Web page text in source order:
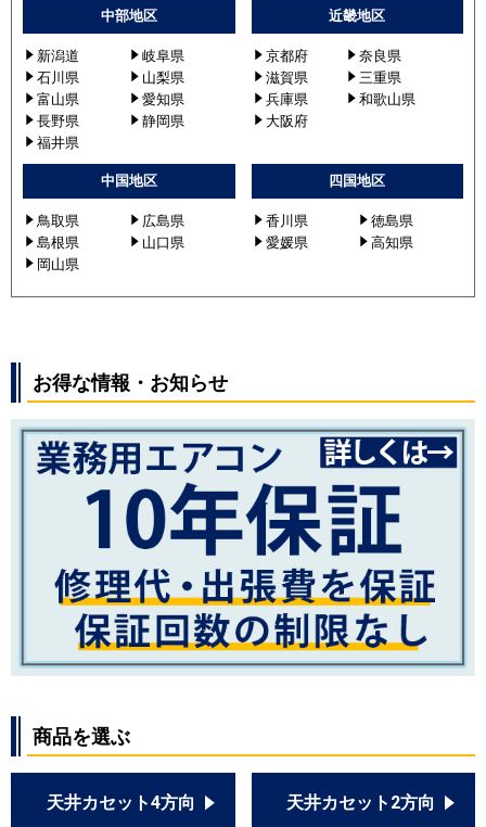
中部地区
新潟道
岐阜県
石川県
山梨県
富山県
愛知県
長野県
静岡県
福井県
近畿地区
京都府
奈良県
滋賀県
三重県
兵庫県
和歌山県
大阪府
中国地区
鳥取県
広島県
島根県
山口県
岡山県
四国地区
香川県
徳島県
愛媛県
高知県
お得な情報・お知らせ
商品を選ぶ
天井カセット4方向 天井カセット2方向